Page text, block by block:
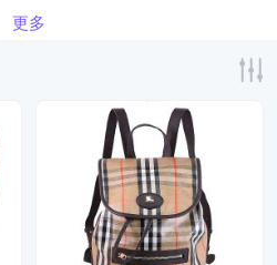
更多